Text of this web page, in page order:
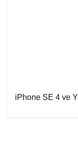
iPhone SE 4 ve